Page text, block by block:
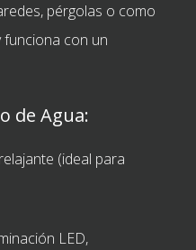
pérgolas o como
funciona con un
de Agua:
(ideal para
LED,